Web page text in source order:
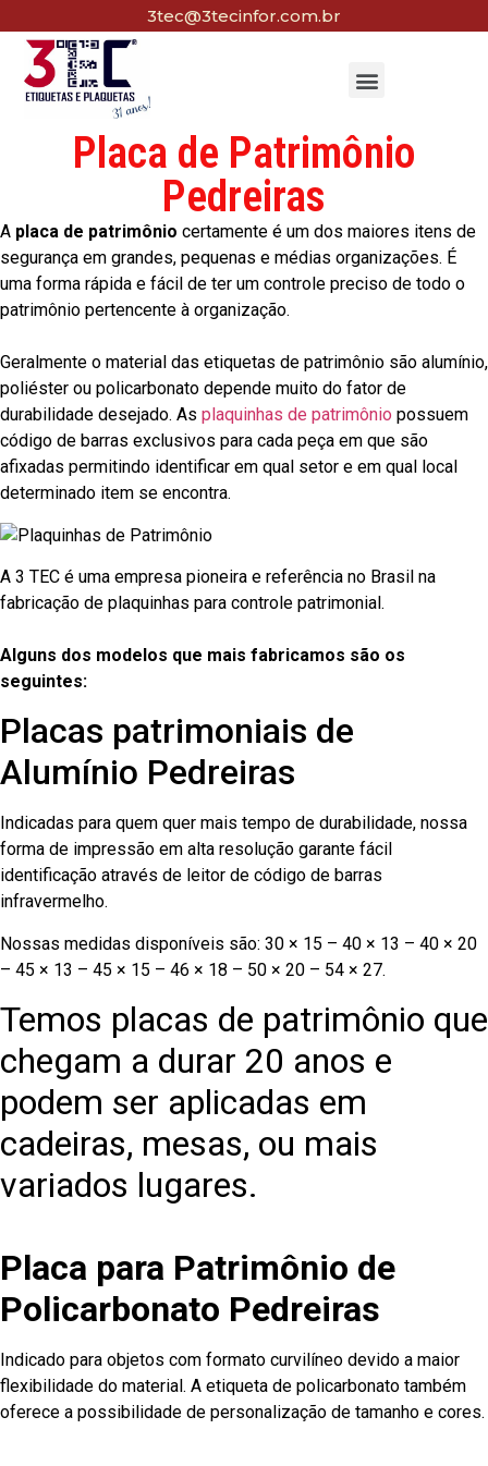
3tec@3tecinfor.com.br
Placa de Patrimônio
Pedreiras
A placa de patrimônio certamente é um dos maiores itens de
segurança em grandes, pequenas e médias organizações. É
uma forma rápida e fácil de ter um controle preciso de todo o
patrimônio pertencente à organização.
Geralmente o material das etiquetas de patrimônio são alumínio,
poliéster ou policarbonato depende muito do fator de
durabilidade desejado. As plaquinhas de patrimônio possuem
código de barras exclusivos para cada peça em que são
afixadas permitindo identificar em qual setor e em qual local
determinado item se encontra.
A 3 TEC é uma empresa pioneira e referência no Brasil na
fabricação de plaquinhas para controle patrimonial.
Alguns dos modelos que mais fabricamos são os
seguintes:
Placas patrimoniais de
Alumínio Pedreiras
Indicadas para quem quer mais tempo de durabilidade, nossa
forma de impressão em alta resolução garante fácil
identificação através de leitor de código de barras
infravermelho.
Nossas medidas disponíveis são: 30 × 15 – 40 × 13 – 40 × 20
– 45 × 13 – 45 × 15 – 46 × 18 – 50 × 20 – 54 × 27.
Temos placas de patrimônio que
chegam a durar 20 anos e
podem ser aplicadas em
cadeiras, mesas, ou mais
variados lugares.
Placa para Patrimônio de
Policarbonato Pedreiras
Indicado para objetos com formato curvilíneo devido a maior
flexibilidade do material. A etiqueta de policarbonato também
oferece a possibilidade de personalização de tamanho e cores.